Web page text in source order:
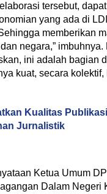
tersebut, dapat
yang ada di
memberikan
negara,” imbuhnya.
ini adalah bagian
kuat, secara
Kualitas
Jurnalistik
Ketua Umum
Dalam Negeri